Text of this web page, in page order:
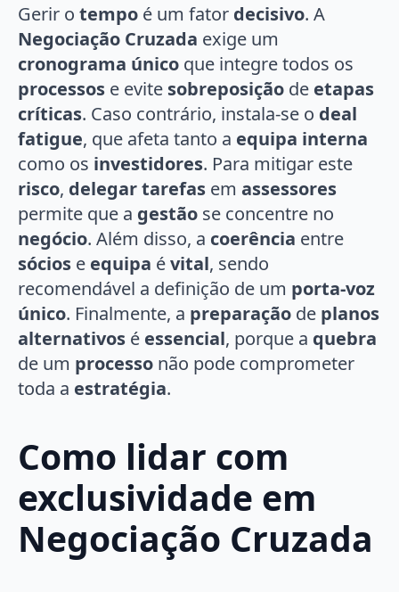
Gerir o tempo é um fator decisivo. A
Negociação Cruzada exige um
cronograma único que integre todos os
processos e evite sobreposição de etapas
críticas. Caso contrário, instala-se o deal
fatigue, que afeta tanto a equipa interna
como os investidores. Para mitigar este
risco, delegar tarefas em assessores
permite que a gestão se concentre no
negócio. Além disso, a coerência entre
sócios e equipa évital, sendo
recomendável a definição de um porta-voz
único. Finalmente, a preparação de planos
alternativos é essencial, porque a quebra
de um processo não pode comprometer
toda a estratégia.
Como lidar com
exclusividade em
Negociação Cruzada